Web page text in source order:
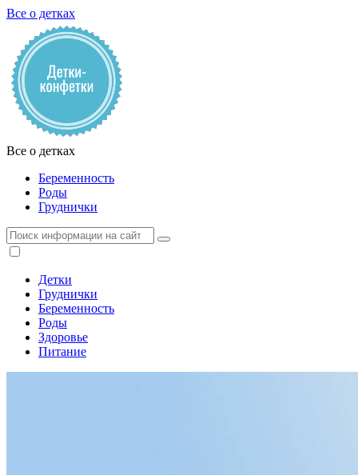
Все о детках
Все о детках
Беременность
Роды
Груднички
Детки
Груднички
Беременность
Роды
Здоровье
Питание